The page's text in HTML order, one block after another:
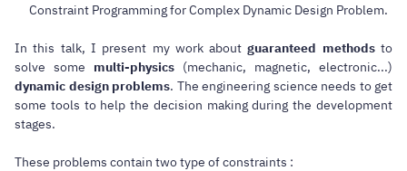
Constraint Programming for Complex Dynamic Design Problem.
In this talk, I present my work aboutguaranteed methodsto
solve some multi-physics (mechanic, magnetic, electronic...)
dynamic design problems. The engineering science needs to get
some tools to help the decision making during the development
stages.
These problems contain two type of constraints :